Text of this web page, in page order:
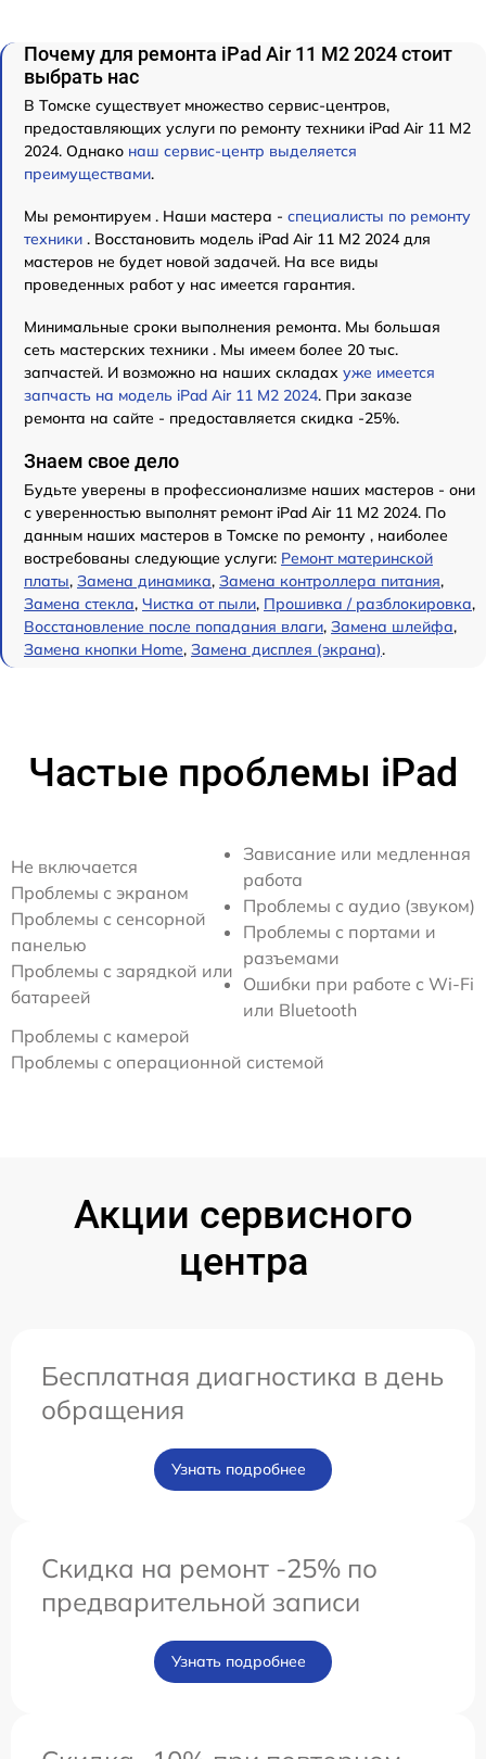
Почему для ремонта iPad Air 11 M2 2024 стоит
выбрать нас
В Томске существует множество сервис-центров,
предоставляющих услуги по ремонту техники iPad Air 11 M2
2024. Однако наш сервис-центр выделяется
преимуществами.
Мы ремонтируем . Наши мастера - специалисты по ремонту
техники . Восстановить модель iPad Air 11 M2 2024 для
мастеров не будет новой задачей. На все виды
проведенных работ у нас имеется гарантия.
Минимальные сроки выполнения ремонта. Мы большая
сеть мастерских техники . Мы имеем более 20 тыс.
запчастей. И возможно на наших складах уже имеется
запчасть на модель iPad Air 11 M2 2024. При заказе
ремонта на сайте - предоставляется скидка -25%.
Знаем свое дело
Будьте уверены в профессионализме наших мастеров - они
с уверенностью выполнят ремонт iPad Air 11 M2 2024. По
данным наших мастеров в Томске по ремонту , наиболее
востребованы следующие услуги: Ремонт материнской
платы, Замена динамика, Замена контроллера питания,
Замена стекла, Чистка от пыли, Прошивка / разблокировка,
Восстановление после попадания влаги, Замена шлейфа,
Замена кнопки Home, Замена дисплея (экрана).
Частые проблемы iPad
Не включается
Проблемы с экраном
Проблемы с сенсорной
панелью
Проблемы с зарядкой или
батареей
Зависание или медленная
работа
Проблемы с аудио (звуком)
Проблемы с портами и
разъемами
Ошибки при работе с Wi-Fi
или Bluetooth
Проблемы с камерой
Проблемы с операционной системой
Акции сервисного
центра
Бесплатная диагностика в день
обращения
Узнать подробнее
Скидка на ремонт -25% по
предварительной записи
Узнать подробнее